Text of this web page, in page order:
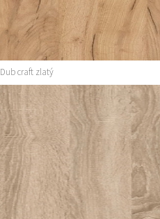
Dub craft zlatý